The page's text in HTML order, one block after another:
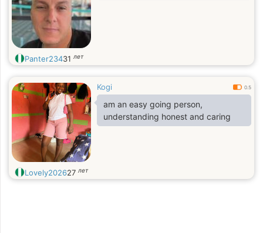
Panter23431 лет
Kogi 0.5
am an easy going person,
understanding honest and caring
Lovely202627 лет